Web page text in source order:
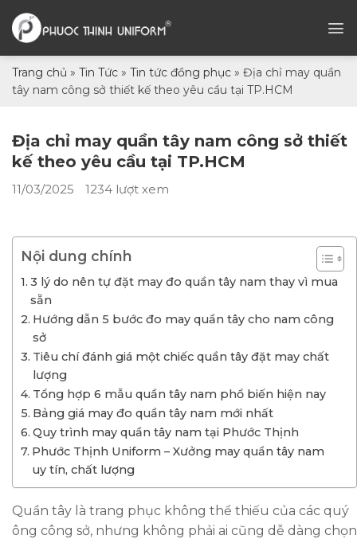
đến
dungTrang chủ » Tin Tức » Tin tức đồng phục » Địa chỉ may quần
tây nam công sở thiết kế theo yêu cầu tại TP.HCM
Địa chỉ may quần tây nam công sở thiết
kế theo yêu cầu tại TP.HCM
11/03/2025 1234 lượt xem
Nội dung chính
3 lý do nên tự đặt may đo quần tây nam thay vì mua
sẵn
Hướng dẫn 5 bước đo may quần tây cho nam công
sở
Tiêu chí đánh giá một chiếc quần tây đặt may chất
lượng
Tổng hợp 6 mẫu quần tây nam phổ biến hiện nay
Bảng giá may đo quần tây nam mới nhất
Quy trình may quần tây nam tại Phước Thịnh
Phước Thịnh Uniform – Xưởng may quần tây nam
uy tín, chất lượng
Quần tây là trang phục không thể thiếu của các quý
ông công sở, nhưng không phải ai cũng dễ dàng chọn